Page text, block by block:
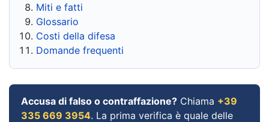
Miti e fatti
Glossario
Costi della difesa
Domande frequenti
Accusa di falso o contraffazione? Chiama +39
335 669 3954. La prima verifica è quale delle